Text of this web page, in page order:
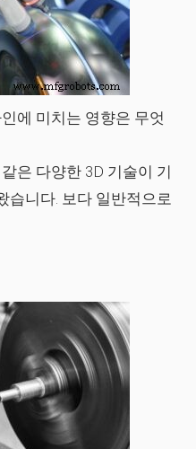
에 미치는 영향은 무엇
은 다양한 3D 기술이 기
습니다. 보다 일반적으로